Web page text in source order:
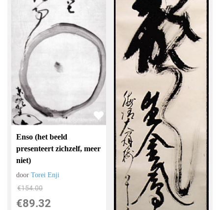
Enso (het beeld
presenteert zichzelf, meer
niet)
doorTorei Enji
€154.00
€89.32